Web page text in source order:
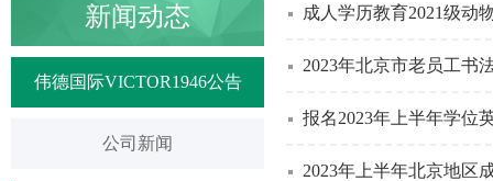
新闻动态
伟德国际VICTOR1946公告
公司新闻
成人学历教育2021级动
2023年北京市老员工书
报名2023年上半年学位
2023年上半年北京地区